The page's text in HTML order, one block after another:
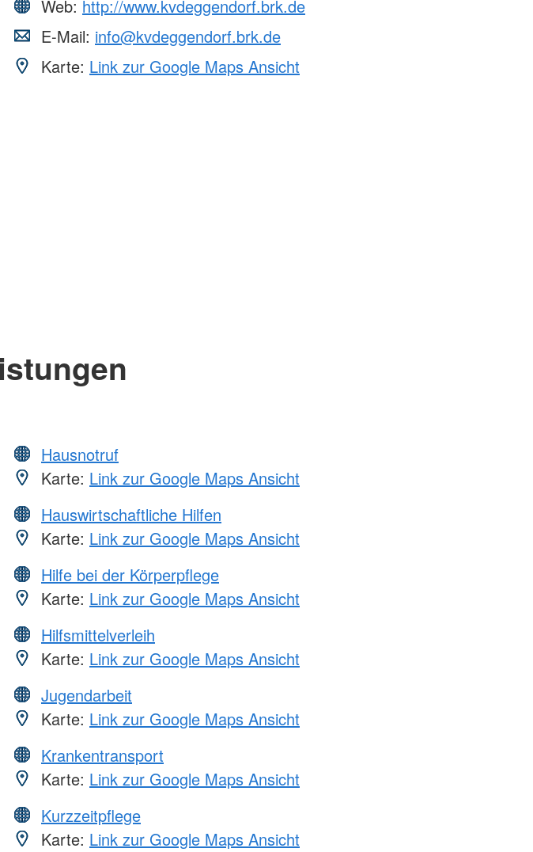
Web: http://www.kvdeggendorf.brk.de
E-Mail: info@kvdeggendorf.brk.de
Karte: Link zur Google Maps Ansicht
Hausnotruf
Karte: Link zur Google Maps Ansicht
Hauswirtschaftliche Hilfen
Karte: Link zur Google Maps Ansicht
Hilfe bei der Körperpflege
Karte: Link zur Google Maps Ansicht
Hilfsmittelverleih
Karte: Link zur Google Maps Ansicht
Jugendarbeit
Karte: Link zur Google Maps Ansicht
Krankentransport
Karte: Link zur Google Maps Ansicht
Kurzzeitpflege
Karte: Link zur Google Maps Ansicht